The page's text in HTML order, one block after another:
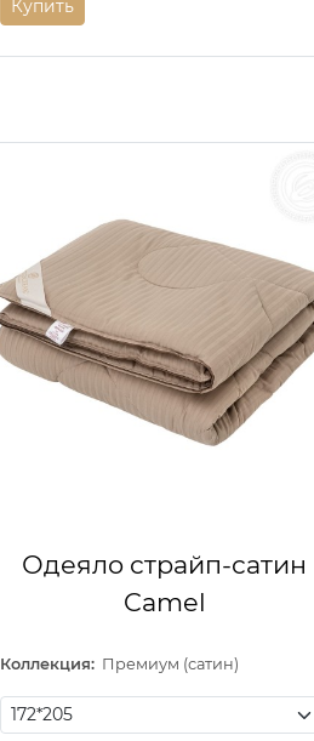
Купить
Одеяло страйп-сатин
Camel
Коллекция: Премиум (сатин)